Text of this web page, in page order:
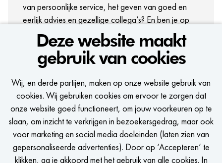
Deze website maakt
gebruik van cookies
Wij, en derde partijen, maken op onze website gebruik van
cookies. Wij gebruiken cookies om ervoor te zorgen dat
onze website goed functioneert, om jouw voorkeuren op te
slaan, om inzicht te verkrijgen in bezoekersgedrag, maar ook
voor marketing en social media doeleinden (laten zien van
gepersonaliseerde advertenties). Door op ‘Accepteren’ te
klikken, ga je akkoord met het gebruik van alle cookies. In
van persoonlijke service, het geven van goed en
eerlijk advies en gezellige collega’s? En ben je op
zoek naar een flexibele job met veel ontwikkel- en
groeimogelijkheden? Dan zit deze bijbaan jou als
gegoten!
BEKIJK VACATURE
BEKIJK MEER VACATURES